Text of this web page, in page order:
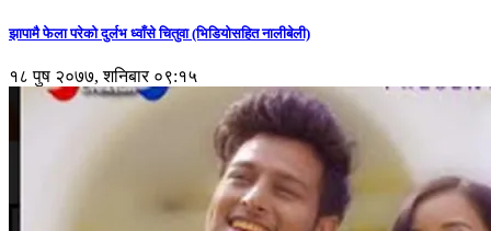
झापामै फेला परेको दुर्लभ ध्वाँसे चितुवा (भिडियोसहित नालीबेली)
१८ पुष २०७७, शनिबार ०९:१५